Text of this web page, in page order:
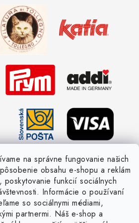
na správne fungovanie našich
obsahu e-shopu a reklám
poskytovanie funkcií sociálnych
Informácie o používaní
so sociálnymi médiami,
partnermi. Náš e-shop a
priadzí